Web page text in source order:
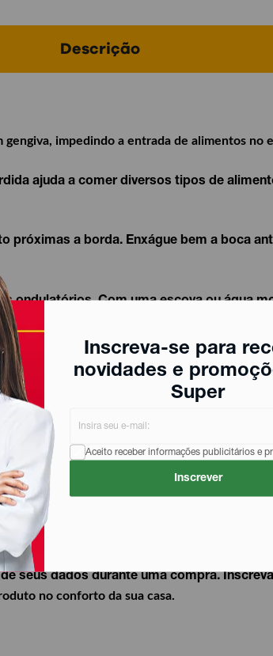
Inscreva-se para
novidades e
Super
Aceito receber informações publicitários e
Inscrever
Descrição
impedindo a entrada de alimentos no
ajuda a comer diversos tipos de
próximas a borda. Enxágue bem a boca
ondulatórios.Com uma escova ou água
não apresenta danos à sua saúde bucal.
desse produto, os maiores
seus dados durante uma compra.
no conforto da sua casa.